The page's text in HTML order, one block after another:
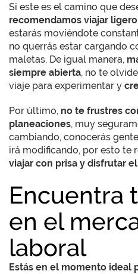
Si este es el camino que
recomendamos viajar ligero
estarás moviéndote
no querrás estar cargando
maletas. De igual manera,
siempre abierta, no te
viaje para experimentar y
Por último, no te frustres
planeaciones, muy
cambiando, conocerás
irá modificando, por esto te
viajar con prisa y disfrutar
Encuentra
en el
laboral
Estás en el momento ideal